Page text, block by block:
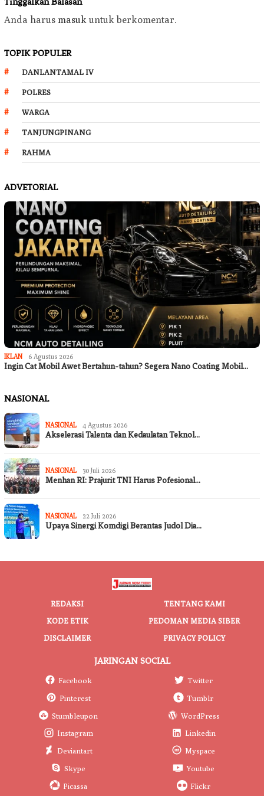
Anda harus masuk untuk berkomentar.
TOPIK POPULER
DANLANTAMAL IV
POLRES
WARGA
TANJUNGPINANG
RAHMA
ADVETORIAL
IKLAN 6 Agustus 2026
Ingin Cat Mobil Awet Bertahun-tahun? Segera Nano Coating Mobil…
NASIONAL
NASIONAL 4 Agustus 2026
Akselerasi Talenta dan Kedaulatan Teknol…
NASIONAL 30 Juli 2026
Menhan RI: Prajurit TNI Harus Pofesional…
NASIONAL 22 Juli 2026
Upaya Sinergi Komdigi Berantas Judol Dia…
REDAKSI
TENTANG KAMI
KODE ETIK
PEDOMAN MEDIA SIBER
DISCLAIMER
PRIVACY POLICY
JARINGAN SOCIAL
Facebook
Twitter
Pinterest
Tumblr
Stumbleupon
WordPress
Instagram
Linkedin
Deviantart
Myspace
Skype
Youtube
Picassa
Flickr